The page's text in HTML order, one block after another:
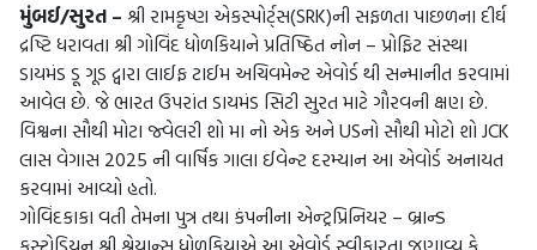
મુંબઈ/સુરત – શ્રી રામકૃષ્ણ એકસ્પોર્ટ્સ(SRK)ની સફળતા પાછળના દીર્ઘ
દ્રષ્ટિ ધરાવતા શ્રી ગોવિંદ ધોળકિયાને પ્રતિષ્ઠિત નોન – પ્રોફિટ સંસ્થા
ડાયમંડ ડૂ ગૂડ દ્વારા લાઈફ ટાઈમ અચિવમેન્ટ એવોર્ડ થી સન્માનીત કરવામાં
આવેલ છે. જે ભારત ઉપરાંત ડાયમંડ સિટી સુરત માટે ગૌરવની ક્ષણ છે.
વિશ્વના સૌથી મોટા જ્વેલરી શો મા નો એક અને USનો સૌથી મોટો શો JCK
લાસ વેગાસ 2025 ની વાર્ષિક ગાલા ઈવેન્ટ દરમ્યાન આ એવોર્ડ અનાયત
કરવામાં આવ્યો હતો.
ગોવિંદકાકા વતી તેમના પુત્ર તથા કંપનીના એન્ટ્રપ્રિનિયર – બ્રાન્ડ